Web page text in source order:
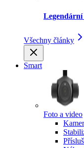
Legendární
Všechny články
Smart
Foto a video